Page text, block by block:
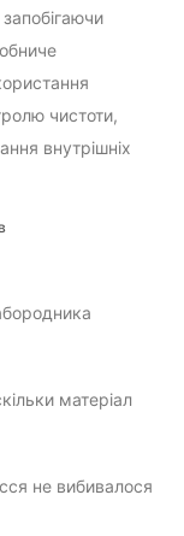
чистоти,
внутрішніх
матеріал
не вибивалося